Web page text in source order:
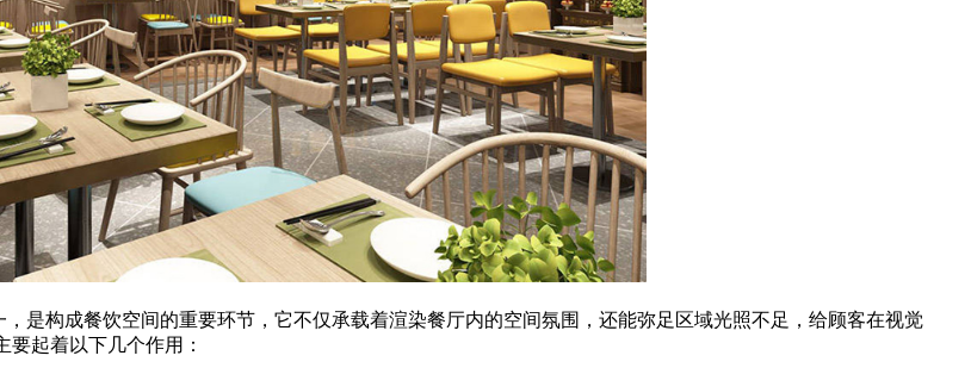
是构成餐饮空间的重要环节，它不仅承载着渲染餐厅内的空间氛围，还能弥足区域光照不足，给顾客在视觉
要起着以下几个作用：